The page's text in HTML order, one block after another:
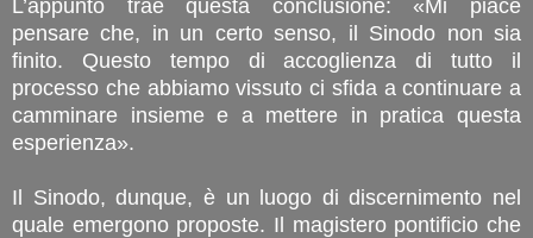
L’appunto trae questa conclusione: «Mi piace
pensare che, in un certo senso, il Sinodo non sia
finito. Questo tempo di accoglienza di tutto il
processo che abbiamo vissuto ci sfida a continuare a
camminare insieme e a mettere in pratica questa
esperienza».
Il Sinodo, dunque, è un luogo di discernimento nel
quale emergono proposte. Il magistero pontificio che